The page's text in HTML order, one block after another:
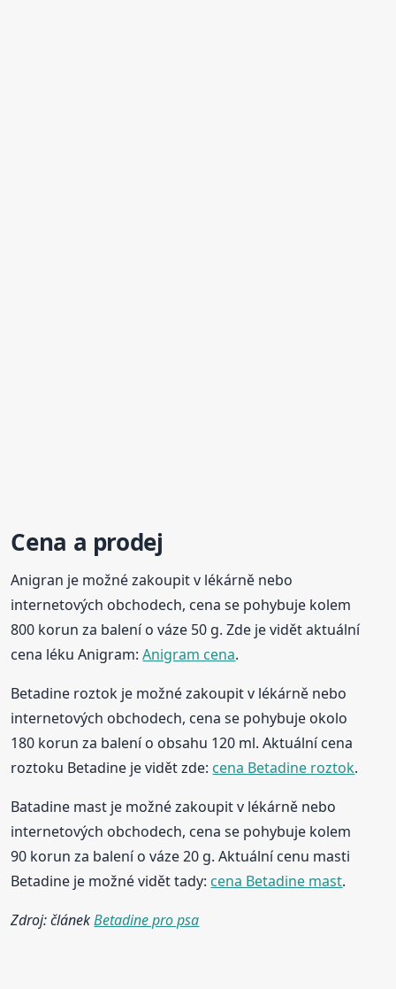
Cena a prodej
Anigran je možné zakoupit v lékárně nebo
internetových obchodech, cena se pohybuje kolem
800 korun za balení o váze 50 g. Zde je vidět aktuální
cena léku Anigram:Anigram cena.
Betadine roztok je možné zakoupit v lékárně nebo
internetových obchodech, cena se pohybuje okolo
180 korun za balení o obsahu 120 ml. Aktuální cena
roztoku Betadine je vidět zde: cena Betadine roztok.
Batadine mast je možné zakoupit v lékárně nebo
internetových obchodech, cena se pohybuje kolem
90 korun za balení o váze 20 g. Aktuální cenu masti
Betadine je možné vidět tady: cena Betadine mast.
Zdroj: článekBetadine pro psa